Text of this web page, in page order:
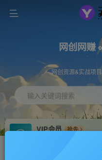
网创网赚
网创资源&实战项
输入关键词搜索
VIP会员
抢先